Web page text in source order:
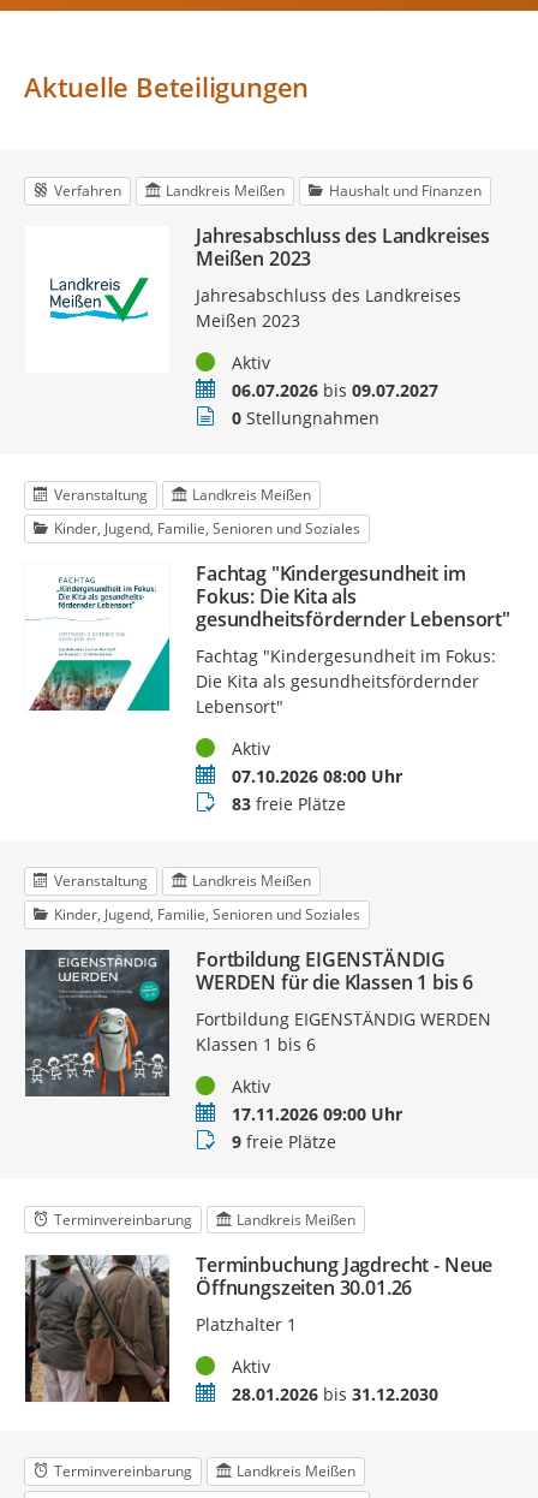
Aktuelle Beteiligungen
Verfahren Landkreis Meißen Haushalt und Finanzen
Jahresabschluss des Landkreises
Meißen 2023
Jahresabschluss des Landkreises
Meißen 2023
StatusAktiv
Zeitraum06.07.2026bis 09.07.2027
Stellungnahmen
0Stellungnahmen
Veranstaltung
Landkreis Meißen
Kinder, Jugend, Familie, Senioren und Soziales
Fachtag "Kindergesundheit im
Fokus: Die Kita als
gesundheitsfördernder Lebensort"
Fachtag "Kindergesundheit im Fokus:
Die Kita als gesundheitsfördernder
Lebensort"
StatusAktiv
Termin07.10.2026 08:00 Uhr
Buchungsstatus
83freie Plätze
Veranstaltung
Landkreis Meißen
Kinder, Jugend, Familie, Senioren und Soziales
Fortbildung EIGENSTÄNDIG
WERDEN für die Klassen 1 bis 6
Fortbildung EIGENSTÄNDIG WERDEN
Klassen 1 bis 6
StatusAktiv
Termin17.11.2026 09:00 Uhr
Buchungsstatus
9freie Plätze
Terminvereinbarung Landkreis Meißen
Terminbuchung Jagdrecht - Neue
Öffnungszeiten 30.01.26
Platzhalter 1
StatusAktiv
Zeitraum28.01.2026bis 31.12.2030
Terminvereinbarung
Landkreis Meißen